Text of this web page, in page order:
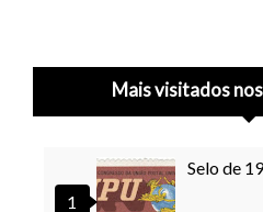
Mais visitados
Selo de